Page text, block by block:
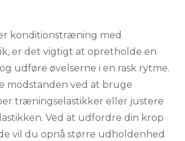
konditionstræning med
er det vigtigt at opretholde en
udføre øvelserne i en rask rytme.
modstanden ved at bruge
træningselastikker eller justere
Ved at udfordre din krop
vil du opnå større udholdenhed